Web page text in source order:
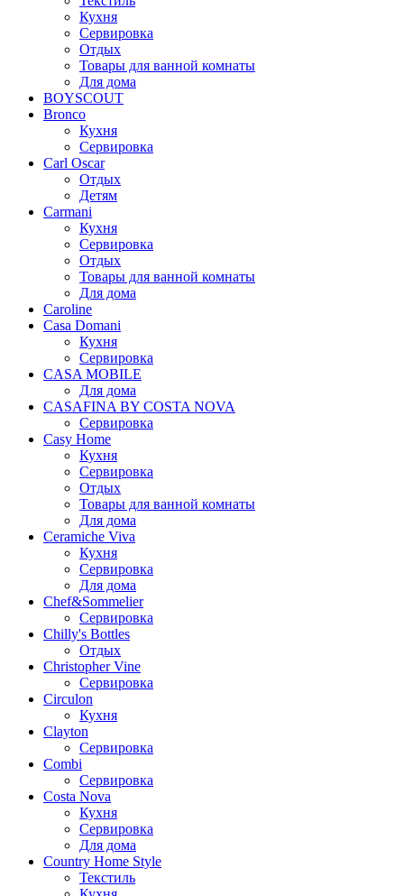
Кухня
Сервировка
Отдых
Товары для ванной комнаты
Для дома
BOYSCOUT
Bronco
Кухня
Сервировка
Carl Oscar
Отдых
Детям
Carmani
Кухня
Сервировка
Отдых
Товары для ванной комнаты
Для дома
Caroline
Casa Domani
Кухня
Сервировка
CASA MOBILE
Для дома
CASAFINA BY COSTA NOVA
Сервировка
Casy Home
Кухня
Сервировка
Отдых
Товары для ванной комнаты
Для дома
Ceramiche Viva
Кухня
Сервировка
Для дома
Chef&Sommelier
Сервировка
Chilly's Bottles
Отдых
Christopher Vine
Сервировка
Circulon
Кухня
Clayton
Сервировка
Combi
Сервировка
Costa Nova
Кухня
Сервировка
Для дома
Country Home Style
Текстиль